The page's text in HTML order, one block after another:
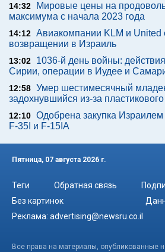
14:32
Мировые цены на
максимума с начала 2023 года
14:12 Авиакомпании KLM и United
возвращении в Израиль
13:02
1036-й день войны:
Сирии, операции в Иудее и
12:58 Умер шестимесячный
задохнувшийся из-за пластикового
12:10 Одобрена закупка
F-35I и F-15IA
Пятница, 07 августа 2026 г.
Теги Обратная связь
Без картинок
Реклама: advertising@newsru.co.il
Все права на материалы, опубликованные